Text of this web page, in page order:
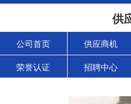
供
公司首页 供应商机
荣誉认证 招聘中心